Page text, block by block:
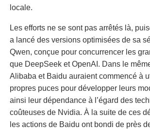
locale.
Les efforts ne se sont pas arrêtés là,
a lancé des versions optimisées de sa
Qwen, conçue pour concurrencer les
que DeepSeek et OpenAI. Dans le
Alibaba et Baidu auraient commencé à
propres puces pour développer leurs
ainsi leur dépendance à l’égard des
coûteuses de Nvidia. À la suite de ces
les actions de Baidu ont bondi de près